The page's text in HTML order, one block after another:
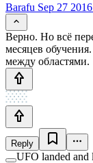
Barafu Sep 27
Верно. Но всё
месяцев
между областями.
Reply
UFO landed and